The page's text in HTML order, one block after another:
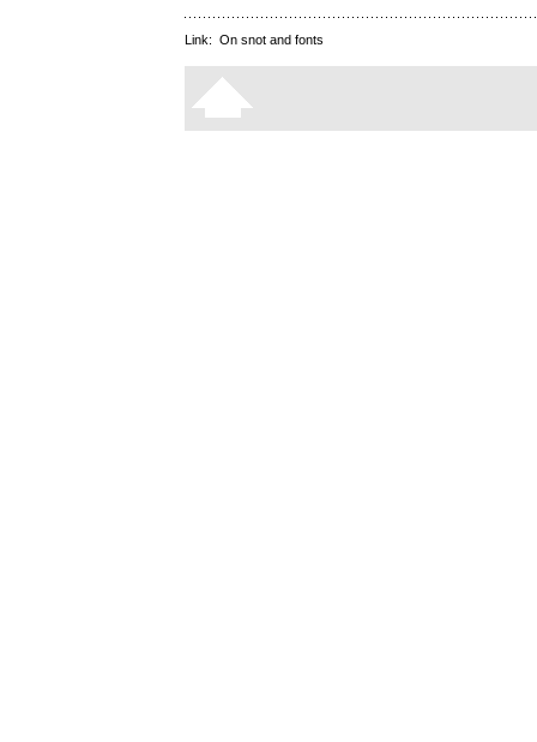
Link: On snot and fonts